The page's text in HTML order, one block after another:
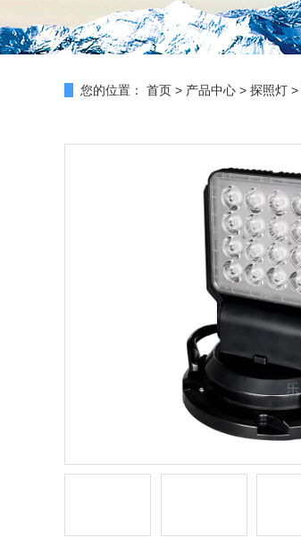
您的位置： 首页 > 产品中心 > 探照灯 >